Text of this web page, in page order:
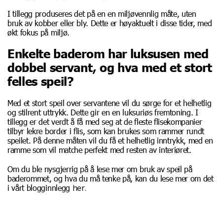
I tillegg produseres det på en en miljøvennlig måte, uten
bruk av kobber eller bly. Dette er høyaktuelt i disse tider, med
økt fokus på miljø.
Enkelte baderom har luksusen med
dobbel servant, og hva med et stort
felles speil?
Med et stort speil over servantene vil du sørge for et helhetlig
og stilrent uttrykk. Dette gir en en luksuriøs fremtoning. I
tillegg er det verdt å få med seg at de fleste flisekompanier
tilbyr lekre border i flis, som kan brukes som rammer rundt
speilet. På denne måten vil du få et helhetlig inntrykk, med en
ramme som vil matche perfekt med resten av interiøret.
Om du ble nysgjerrig på å lese mer om bruk av speil på
baderommet, og hva du må tenke på, kan du lese mer om det
i vårt blogginnlegg her.